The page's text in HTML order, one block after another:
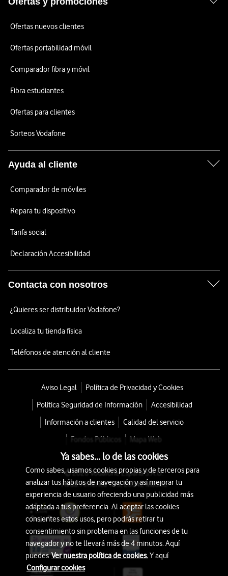
Ofertas nuevos clientes
Ofertas portabilidad móvil
Comparador fibra y móvil
Fibra estudiantes
Ofertas para clientes
Sorteos Vodafone
Ayuda al cliente
Comparador de móviles
Repara tu dispositivo
Tarifa social
Declaración Accesibilidad
Contacta con nosotros
¿Quieres ser distribuidor Vodafone?
Localiza tu tienda física
Teléfonos de atención al cliente
Aviso Legal
Política de Privacidad y Cookies
Política Seguridad de Información
Accesibilidad
Información a clientes
Calidad del servicio
Fondos Públicos
Mapa Web
© 2026 Vodafone España S.A.U.
Avda. América 115, 28042 Madrid
Ya sabes... lo de las cookies
Como sabes, usamos cookies propias y de terceros para
analizar tus hábitos de navegación y así mejorar tu
experiencia de usuario ofreciendo una publicidad más
adaptada a tus preferencia. Al aceptar las cookies
consientes estos usos, pero podrás retirar tu
consentimiento sin problema en las funciones de tu
navegador y no te llevará más de 4 minutos. Aquí
puedesVer nuestra política de cookies.Y aquí
Configurar cookies